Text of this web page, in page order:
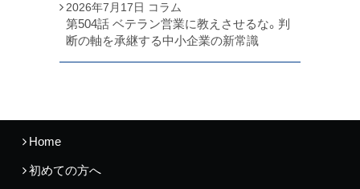
2026年7月17日 コラム
第504話 ベテラン営業に教えさせるな。判
断の軸を承継する中小企業の新常識
Home
初めての方へ